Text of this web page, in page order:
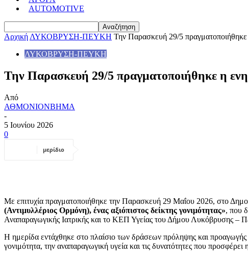
AUTOMOTIVE
Αρχική ΛΥΚΟΒΡΥΣΗ-ΠΕΥΚΗ Την Παρασκευή 29/5 πραγματοποιήθηκε
ΛΥΚΟΒΡΥΣΗ-ΠΕΥΚΗ
Την Παρασκευή 29/5 πραγματοποιήθηκε η
Από
ΑΘΜΟΝΙΟΝΒΗΜΑ
-
5 Ιουνίου 2026
0
μερίδιο
Με επιτυχία πραγματοποιήθηκε την Παρασκευή 29 Μαΐου 2026, στο
(Αντιμυλλέριος Ορμόνη), ένας αξιόπιστος δείκτης γονιμότητας», που
Αναπαραγωγικής Ιατρικής και το ΚΕΠ Υγείας του Δήμου Λυκόβρυσης –
Η ημερίδα εντάχθηκε στο πλαίσιο των δράσεων πρόληψης και
γονιμότητα, την αναπαραγωγική υγεία και τις δυνατότητες που